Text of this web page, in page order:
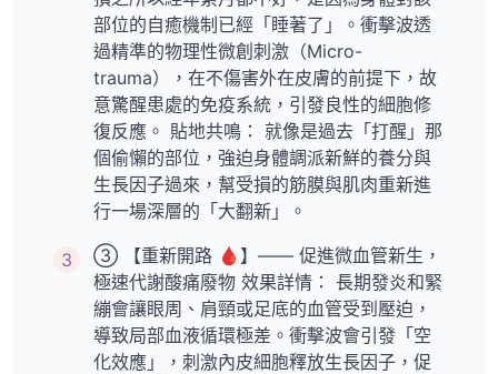
部位的自癒機制已經「睡著了」。衝擊波透
過精準的物理性微創刺激（Micro-
trauma），在不傷害外在皮膚的前提下，故
意驚醒患處的免疫系統，引發良性的細胞修
復反應。 貼地共鳴： 就像是過去「打醒」那
個偷懶的部位，強迫身體調派新鮮的養分與
生長因子過來，幫受損的筋膜與肌肉重新進
行一場深層的「大翻新」。
3
③ 【重新開路 🩸】—— 促進微血管新生，
極速代謝酸痛廢物 效果詳情： 長期發炎和緊
繃會讓眼周、肩頸或足底的血管受到壓迫，
導致局部血液循環極差。衝擊波會引發「空
化效應」，刺激內皮細胞釋放生長因子，促